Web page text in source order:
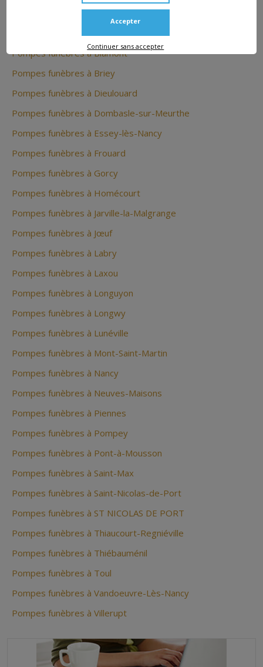
Pompes funèbres à Baccarat
Pompes funèbres à Bayon
Pompes funèbres à Blâmont
Pompes funèbres à Briey
Pompes funèbres à Dieulouard
Pompes funèbres à Dombasle-sur-Meurthe
Pompes funèbres à Essey-lès-Nancy
Pompes funèbres à Frouard
Pompes funèbres à Gorcy
Pompes funèbres à Homécourt
Pompes funèbres à Jarville-la-Malgrange
Pompes funèbres à Jœuf
Pompes funèbres à Labry
Pompes funèbres à Laxou
Pompes funèbres à Longuyon
Pompes funèbres à Longwy
Pompes funèbres à Lunéville
Pompes funèbres à Mont-Saint-Martin
Pompes funèbres à Nancy
Pompes funèbres à Neuves-Maisons
Pompes funèbres à Piennes
Pompes funèbres à Pompey
Pompes funèbres à Pont-à-Mousson
Pompes funèbres à Saint-Max
Pompes funèbres à Saint-Nicolas-de-Port
Pompes funèbres à ST NICOLAS DE PORT
Pompes funèbres à Thiaucourt-Regniéville
Pompes funèbres à Thiébauménil
Pompes funèbres à Toul
Pompes funèbres à Vandoeuvre-Lès-Nancy
Pompes funèbres à Villerupt
Continuer sans accepter
Accepter